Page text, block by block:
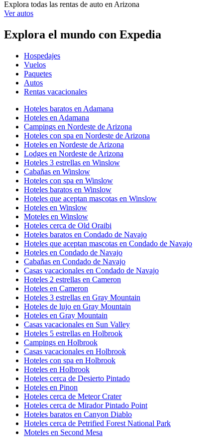
Explora todas las rentas de auto en Arizona
Ver autos
Explora el mundo con Expedia
Hospedajes
Vuelos
Paquetes
Autos
Rentas vacacionales
Hoteles baratos en Adamana
Hoteles en Adamana
Campings en Nordeste de Arizona
Hoteles con spa en Nordeste de Arizona
Hoteles en Nordeste de Arizona
Lodges en Nordeste de Arizona
Hoteles 3 estrellas en Winslow
Cabañas en Winslow
Hoteles con spa en Winslow
Hoteles baratos en Winslow
Hoteles que aceptan mascotas en Winslow
Hoteles en Winslow
Moteles en Winslow
Hoteles cerca de Old Oraibi
Hoteles baratos en Condado de Navajo
Hoteles que aceptan mascotas en Condado de Navajo
Hoteles en Condado de Navajo
Cabañas en Condado de Navajo
Casas vacacionales en Condado de Navajo
Hoteles 2 estrellas en Cameron
Hoteles en Cameron
Hoteles 3 estrellas en Gray Mountain
Hoteles de lujo en Gray Mountain
Hoteles en Gray Mountain
Casas vacacionales en Sun Valley
Hoteles 5 estrellas en Holbrook
Campings en Holbrook
Casas vacacionales en Holbrook
Hoteles con spa en Holbrook
Hoteles en Holbrook
Hoteles cerca de Desierto Pintado
Hoteles en Pinon
Hoteles cerca de Meteor Crater
Hoteles cerca de Mirador Pintado Point
Hoteles baratos en Canyon Diablo
Hoteles cerca de Petrified Forest National Park
Moteles en Second Mesa